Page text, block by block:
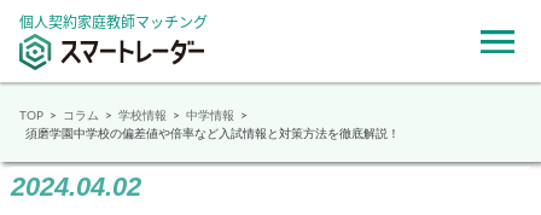
個人契約家庭教師マッチング
TOP コラム 学校情報
中学情報
須磨学園中学校の偏差値や倍率など入試情報と対策方法を徹底解説！
2024.04.02